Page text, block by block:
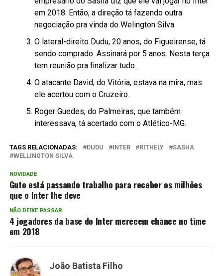
em 2018. Então, a direção tá fazendo outra
negociação pra vinda do Welington Silva.
O lateral-direito Dudu, 20 anos, do Figueirense, tá
sendo comprado. Assinará por 5 anos. Nesta terça
tem reunião pra finalizar tudo.
O atacante David, do Vitória, estava na mira, mas
ele acertou com o Cruzeiro.
Roger Guedes, do Palmeiras, que também
interessava, tá acertado com o Atlético-MG.
TAGS RELACIONADAS: DUDU INTER RITHELY
SASHA
WELLINGTON SILVA
NOVIDADE
Guto está passando trabalho para receber os milhões
que o Inter lhe deve
NÃO DEIXE PASSAR
4 jogadores da base do Inter merecem chance no time
em 2018
João Batista Filho